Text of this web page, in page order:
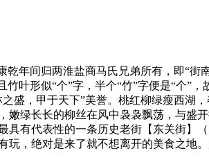
年间归两淮盐商马氏兄弟所有，即“街
叶形似“个”字，半个“竹”字便是“个”，
盛，甲于天下”美誉。桃红柳绿瘦西湖
绿长长的柳丝在风中袅袅飘荡，与盛
有代表性的一条历史老街【东关街】
，绝对是来了就不想离开的美食之地。